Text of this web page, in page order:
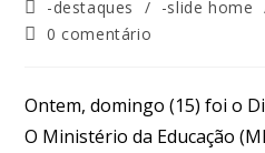
-destaques
/ -slide home
0 comentário
Ontem, domingo (15) foi o
O Ministério da Educação